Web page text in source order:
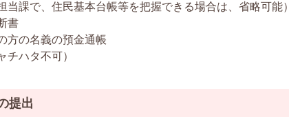
当課で、住民基本台帳等を把握できる場合は、省略可能）
書
方の名義の預金通帳
チハタ不可）
提出